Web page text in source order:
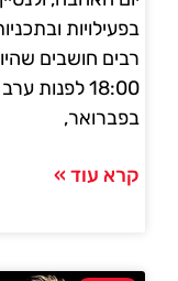
בפעילויות
רבים חושבים
בפברואר,
קרא עוד »